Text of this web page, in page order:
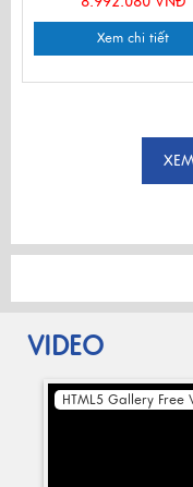
Xem chi tiết
VIDEO
HTML5 Gallery Free